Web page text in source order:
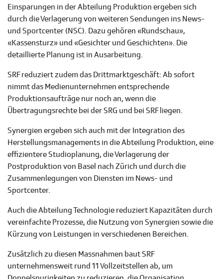
Einsparungen in der Abteilung Produktion ergeben sich
durch die Verlagerung von weiteren Sendungen ins News-
und Sportcenter (NSC). Dazu gehören «Rundschau»,
«Kassensturz» und «Gesichter und Geschichten». Die
detaillierte Planung ist in Ausarbeitung.
SRF reduziert zudem das Drittmarktgeschäft: Ab sofort
nimmt das Medienunternehmen entsprechende
Produktionsaufträge nur noch an, wenn die
Übertragungsrechte bei der SRG und bei SRF liegen.
Synergien ergeben sich auch mit der Integration des
Herstellungsmanagements in die Abteilung Produktion, eine
effizientere Studioplanung, die Verlagerung der
Postproduktion von Basel nach Zürich und durch die
Zusammenlegungen von Diensten im News- und
Sportcenter.
Auch die Abteilung Technologie reduziert Kapazitäten durch
vereinfachte Prozesse, die Nutzung von Synergien sowie die
Kürzung von Leistungen in verschiedenen Bereichen.
Zusätzlich zu diesen Massnahmen baut SRF
unternehmensweit rund 11 Vollzeitstellen ab, um